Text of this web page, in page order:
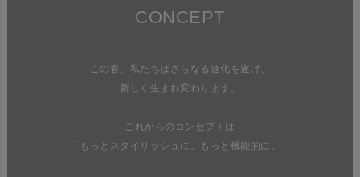
CONCEPT
この春、私たちはさらなる進化を遂げ、
新しく生まれ変わります。
これからのコンセプトは
「もっとスタイリッシュに。もっと機能的に。」